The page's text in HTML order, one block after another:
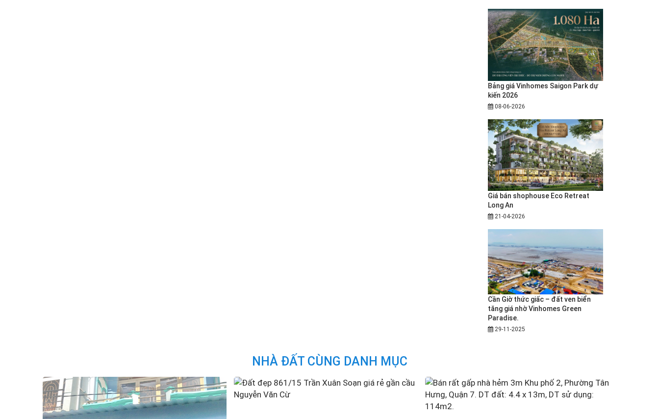
Bảng giá Vinhomes Saigon Park dự
kiến 2026
08-06-2026
Giá bán shophouse Eco Retreat
Long An
21-04-2026
Cần Giờ thức giấc – đất ven biển
tăng giá nhờ Vinhomes Green
Paradise.
29-11-2025
NHÀ ĐẤT CÙNG DANH MỤC